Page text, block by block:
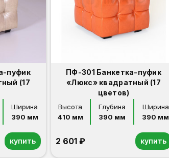
пуфик
(17
Ширина
390 мм
купить
ПФ-301 Банкетка-пуфик
«Люкс» квадратный (17
цветов)
Высота
410 мм
Глубина
390 мм
Ширина
390 мм
2 601 ₽ купить